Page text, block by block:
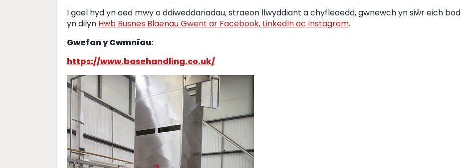
I gael hyd yn oed mwy o ddiweddariadau, straeon llwyddiant a chyfleoedd, gwnewch yn siŵr eich bod
yn dilyn Hwb Busnes Blaenau Gwent ar Facebook, LinkedIn ac Instagram.
Gwefan y Cwmnïau:
https://www.basehandling.co.uk/